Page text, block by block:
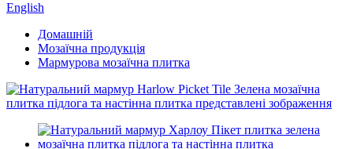
English
Домашній
Мозаїчна продукція
Мармурова мозаїчна плитка